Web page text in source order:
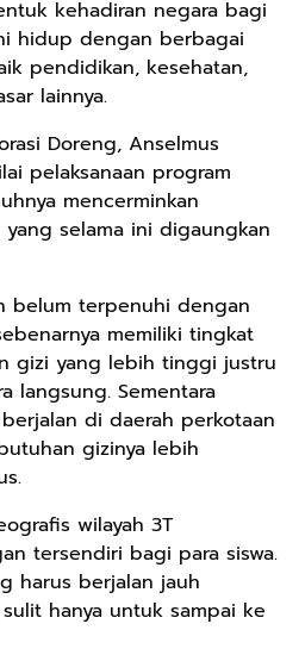
kehadiran negara bagi
hidup dengan berbagai
pendidikan, kesehatan,
lainnya.
Doreng, Anselmus
pelaksanaan program
mencerminkan
selama ini digaungkan
belum terpenuhi dengan
memiliki tingkat
gizi yang lebih tinggi justru
langsung. Sementara
di daerah perkotaan
gizinya lebih
wilayah 3T
tersendiri bagi para siswa.
harus berjalan jauh
hanya untuk sampai ke